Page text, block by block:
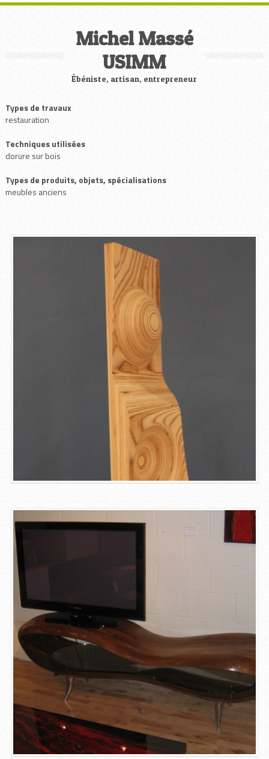
Michel Massé
USIMM
Ébéniste, artisan, entrepreneur
Types de travaux
restauration
Techniques utilisées
dorure sur bois
Types de produits, objets, spécialisations
meubles anciens